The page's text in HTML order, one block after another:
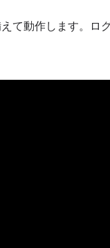
て動作します。ロ